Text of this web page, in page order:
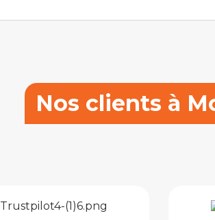
Nos clients à